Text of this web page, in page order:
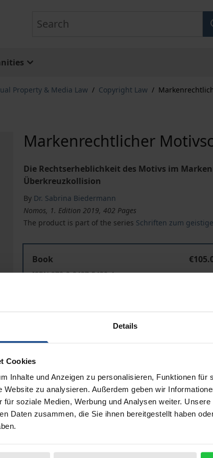
Details
Cookies
Inhalte und Anzeigen zu personalisieren, Funktionen für
Website zu analysieren. Außerdem geben wir
für soziale Medien, Werbung und Analysen weiter.
Daten zusammen, die Sie ihnen bereitgestellt haben
Property & Media Law / Copyright Law /
Markenrechtlicher
Die Rechtserheblichkeit des Motivs im
Überkreuzkollision
By Dr. Sabrina Biedermann
Nomos, 1. Edition 2019, 402 Pages
The product is part of the series Schriften zum
Book
ISBN 978-3-8487-5430-4
Prices include VAT. Depending on the delivery